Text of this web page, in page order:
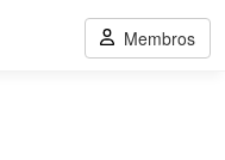
Membros